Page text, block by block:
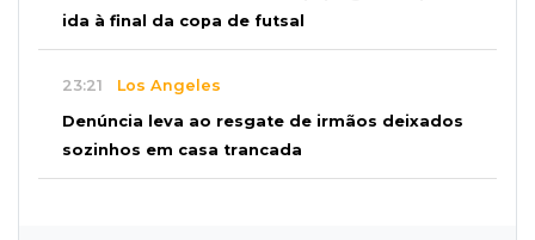
ida à final da copa de futsal
23:21 Los Angeles
Denúncia leva ao resgate de irmãos deixados
sozinhos em casa trancada